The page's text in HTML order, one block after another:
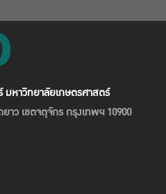
หาวิทยาลัยเกษตรศาสตร์
าว เขตจตุจักร กรุงเทพฯ 10900